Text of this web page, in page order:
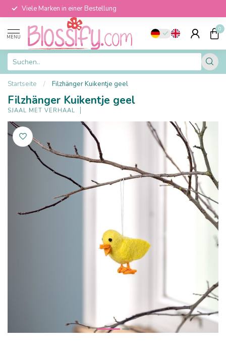
Viele Marken in einer Bestellung
MENU
0
Startseite / Filzhänger Kuikentje geel
Filzhänger Kuikentje geel
SJAAL MET VERHAAL